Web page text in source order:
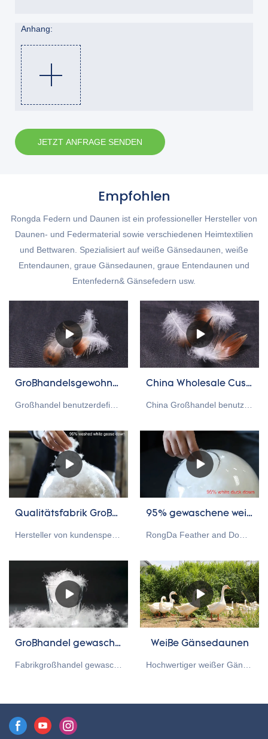
Anhang:
JETZT ANFRAGE SENDEN
Empfohlen
Rongda Federn und Daunen ist ein professioneller Hersteller von
Daunen- und Federmaterial sowie verschiedenen Heimtextilien
und Bettwaren. Spezialisiert auf weiße Gänsedaunen, weiße
Entendaunen, graue Gänsedaunen, graue Entendaunen und
Entenfedern& Gänsefedern usw.
Großhandelsgewohnheit gewaschene 2-4cm graue Enten-Feder-Füllungs-Rohstoff-Lieferant China Wholesale Custom 4-6cm gewaschene graue Entenfeder zum Verkauf
Qualitätsfabrik Großhandel kundenspezifische 95% gewaschene Gänsedaunen zum Verkauf 95% gewaschene weiße Entendaunen Hersteller& Anbieter
Großhandel gewaschene 90% weiße Gänsedaunen-Bettwäsche-Füllmaterial-Hersteller aus China Weiße Gänsedaunen